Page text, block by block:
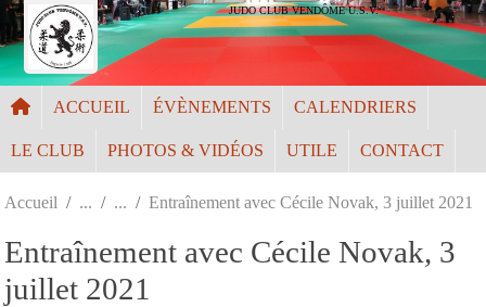
JUDO CLUB VENDÔME U.S.V.
ACCUEIL ÉVÈNEMENTS CALENDRIERS
LE CLUB PHOTOS & VIDÉOS UTILE CONTACT
Accueil Entraînement avec Cécile Novak, 3 juillet 2021
Entraînement avec Cécile Novak, 3
juillet 2021
Panneau de gestion des cookies